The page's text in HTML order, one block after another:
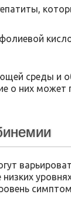
среды и
о них